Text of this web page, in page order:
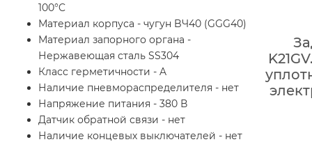
100°C
Материал корпуса - чугун BЧ40 (GGG40)
Материал запорного органа -
Нержавеющая сталь SS304
Класс герметичности - A
Наличие пневмораспределителя - нет
Напряжение питания - 380 В
Датчик обратной связи - нет
Наличие концевых выключателей - нет